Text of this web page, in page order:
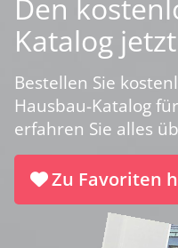
Den
Katalog
Bestellen Sie
Hausbau-Katalog
erfahren Sie alles
Zu Favoriten